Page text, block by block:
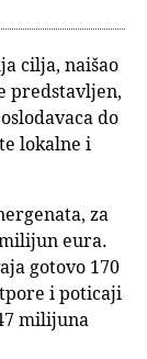
cilja, naišao
predstavljen,
do
lokalne i
za
eura.
gotovo 170
i poticaji
milijuna